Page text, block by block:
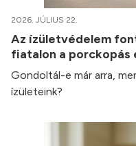
2026. JÚLIUS 22.
Az ízületvédelem
fiatalon a porckopás
Gondoltál-e már arra,
ízületeink?